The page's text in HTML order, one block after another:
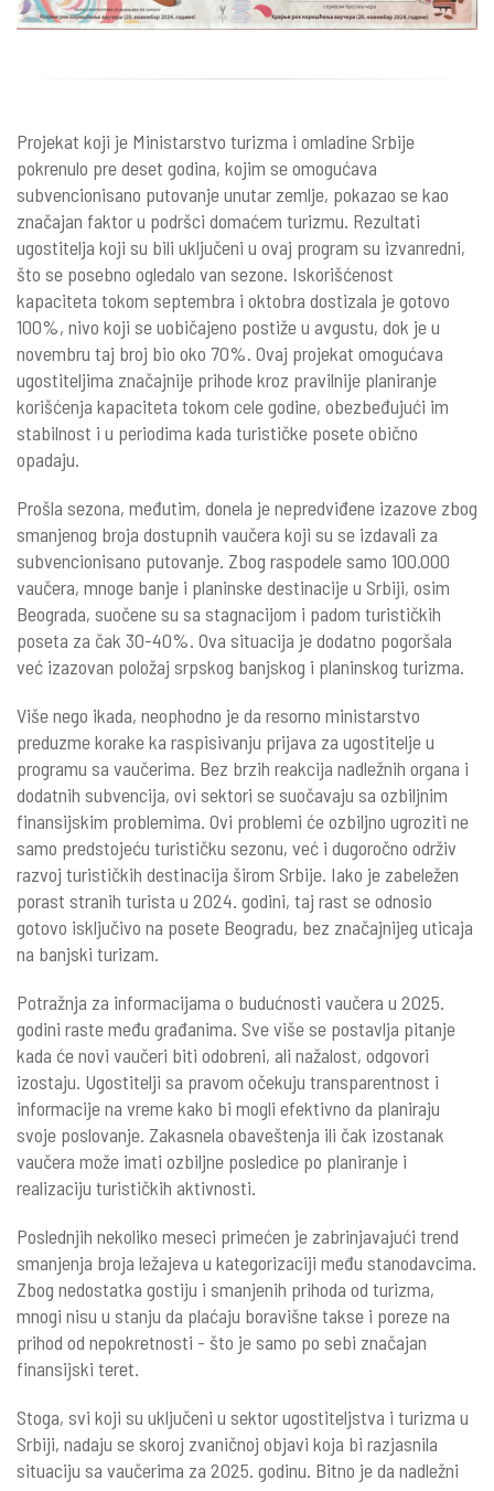
Projekat koji je Ministarstvo turizma i omladine Srbije
pokrenulo pre deset godina, kojim se omogućava
subvencionisano putovanje unutar zemlje, pokazao se kao
značajan faktor u podršci domaćem turizmu. Rezultati
ugostitelja koji su bili uključeni u ovaj program su izvanredni,
što se posebno ogledalo van sezone. Iskorišćenost
kapaciteta tokom septembra i oktobra dostizala je gotovo
100%, nivo koji se uobičajeno postiže u avgustu, dok je u
novembru taj broj bio oko 70%. Ovaj projekat omogućava
ugostiteljima značajnije prihode kroz pravilnije planiranje
korišćenja kapaciteta tokom cele godine, obezbeđujući im
stabilnost i u periodima kada turističke posete obično
opadaju.
Prošla sezona, međutim, donela je nepredviđene izazove zbog
smanjenog broja dostupnih vaučera koji su se izdavali za
subvencionisano putovanje. Zbog raspodele samo 100.000
vaučera, mnoge banje i planinske destinacije u Srbiji, osim
Beograda, suočene su sa stagnacijom i padom turističkih
poseta za čak 30-40%. Ova situacija je dodatno pogoršala
već izazovan položaj srpskog banjskog i planinskog turizma.
Više nego ikada, neophodno je da resorno ministarstvo
preduzme korake ka raspisivanju prijava za ugostitelje u
programu sa vaučerima. Bez brzih reakcija nadležnih organa i
dodatnih subvencija, ovi sektori se suočavaju sa ozbiljnim
finansijskim problemima. Ovi problemi će ozbiljno ugroziti ne
samo predstojeću turističku sezonu, već i dugoročno održiv
razvoj turističkih destinacija širom Srbije. Iako je zabeležen
porast stranih turista u 2024. godini, taj rast se odnosio
gotovo isključivo na posete Beogradu, bez značajnijeg uticaja
na banjski turizam.
Potražnja za informacijama o budućnosti vaučera u 2025.
godini raste među građanima. Sve više se postavlja pitanje
kada će novi vaučeri biti odobreni, ali nažalost, odgovori
izostaju. Ugostitelji sa pravom očekuju transparentnost i
informacije na vreme kako bi mogli efektivno da planiraju
svoje poslovanje. Zakasnela obaveštenja ili čak izostanak
vaučera može imati ozbiljne posledice po planiranje i
realizaciju turističkih aktivnosti.
Poslednjih nekoliko meseci primećen je zabrinjavajući trend
smanjenja broja ležajeva u kategorizaciji među stanodavcima.
Zbog nedostatka gostiju i smanjenih prihoda od turizma,
mnogi nisu u stanju da plaćaju boravišne takse i poreze na
prihod od nepokretnosti - što je samo po sebi značajan
finansijski teret.
Stoga, svi koji su uključeni u sektor ugostiteljstva i turizma u
Srbiji, nadaju se skoroj zvaničnoj objavi koja bi razjasnila
situaciju sa vaučerima za 2025. godinu. Bitno je da nadležni